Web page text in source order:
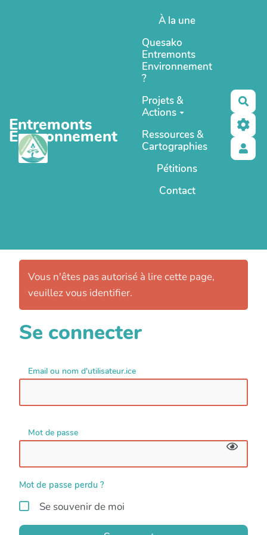
Entremonts
Environnement
À la une
Quesako
Entremonts
Environnement
?
Projets &
Actions
Ressources &
Cartographies
Pétitions
Contact
Vous n'êtes pas autorisé à lire cette page,
veuillez vous identifier.
Se connecter
Email ou nom d'utilisateur.ice
Mot de passe
Mot de passe perdu ?
Se souvenir de moi